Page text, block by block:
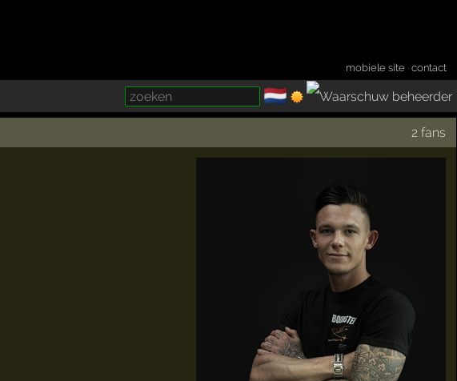
mobiele site ·contact
🇳🇱
2 fans